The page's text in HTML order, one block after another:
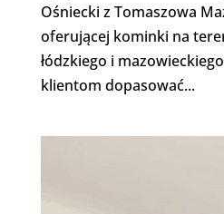
Ośniecki z Tomaszowa
oferującej kominki na
łódzkiego i
klientom dopasować...